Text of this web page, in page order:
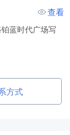
查看
蓝时代广场写
方式